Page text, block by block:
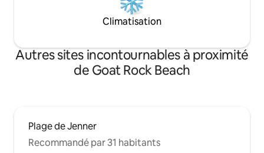
Climatisation
Autres sites incontournables à proximité
de Goat Rock Beach
Plage de Jenner
Recommandé par 31 habitants